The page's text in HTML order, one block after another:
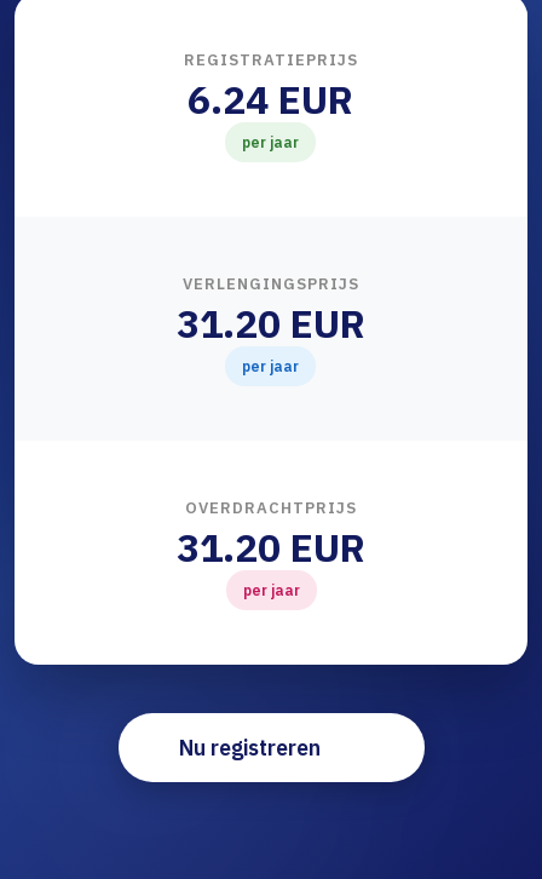
REGISTRATIEPRIJS
6.24 EUR
per jaar
VERLENGINGSPRIJS
31.20 EUR
per jaar
OVERDRACHTPRIJS
31.20 EUR
per jaar
Nu registreren